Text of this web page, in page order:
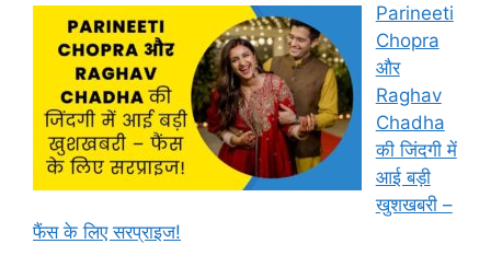
Parineeti
Chopra
और
Raghav
Chadha
की जिंदगी में
आई बड़ी
खुशखबरी –
फैंस के लिए सरप्राइज!